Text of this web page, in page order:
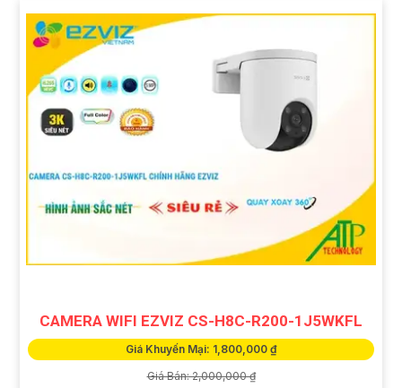
CAMERA WIFI EZVIZ CS-H8C-R200-1J5WKFL
Giá Khuyến Mại: 1,800,000 ₫
Giá Bán: 2,000,000 ₫